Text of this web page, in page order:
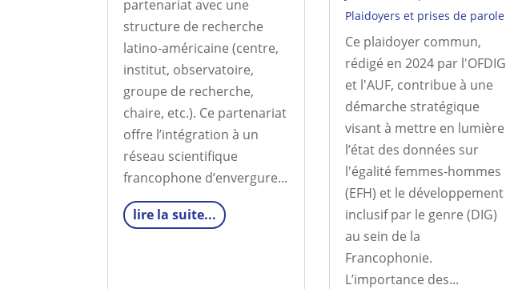
partenariat avec une
structure de recherche
latino-américaine (centre,
institut, observatoire,
groupe de recherche,
chaire, etc.). Ce partenariat
offre l’intégration à un
réseau scientifique
francophone d’envergure...
lire la suite...
Plaidoyers et prises de parole
Ce plaidoyer commun,
rédigé en 2024 par l'OFDIG
et l'AUF, contribue à une
démarche stratégique
visant à mettre en lumière
l’état des données sur
l'égalité femmes-hommes
(EFH) et le développement
inclusif par le genre (DIG)
au sein de la
Francophonie.
L’importance des...